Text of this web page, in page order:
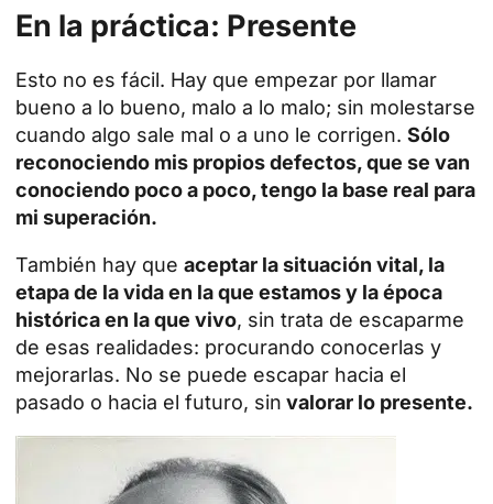
En la práctica: Presente
Esto no es fácil. Hay que empezar por llamar
bueno a lo bueno, malo a lo malo; sin molestarse
cuando algo sale mal o a uno le corrigen. Sólo
reconociendo mis propios defectos, que se van
conociendo poco a poco, tengo la base real para
mi superación.
También hay que aceptar la situación vital, la
etapa de la vida en la que estamos y la época
histórica en la que vivo, sin trata de escaparme
de esas realidades: procurando conocerlas y
mejorarlas. No se puede escapar hacia el
pasado o hacia el futuro, sin valorar lo presente.